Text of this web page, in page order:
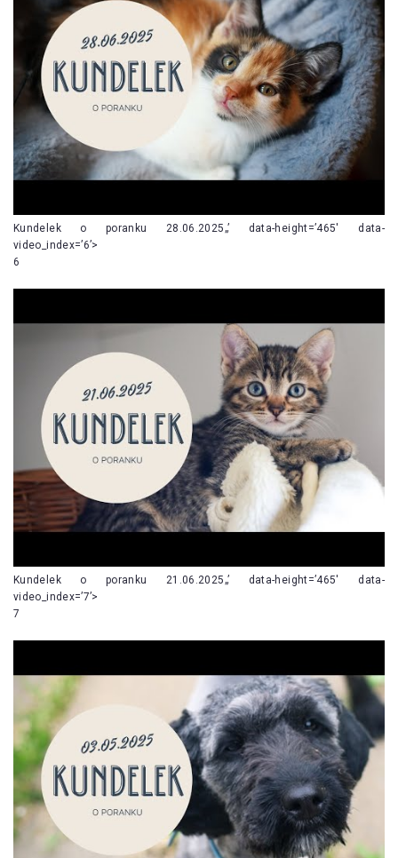
Kundelek o poranku 28.06.2025„’ data-height=’465′ data-
video_index=’6’>
6
Kundelek o poranku 21.06.2025„’ data-height=’465′ data-
video_index=’7’>
7